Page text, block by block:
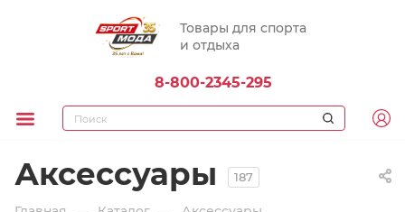
Товары для спорта
и отдыха
8-800-2345-295
Аксессуары 187